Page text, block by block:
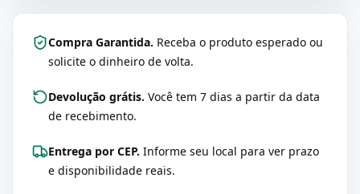
Compra Garantida. Receba o produto esperado ou
solicite o dinheiro de volta.
Devolução grátis. Você tem 7 dias a partir da data
de recebimento.
Entrega por CEP. Informe seu local para ver prazo
e disponibilidade reais.